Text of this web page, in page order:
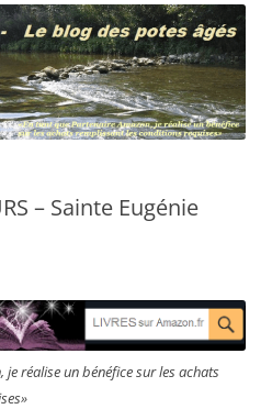
– Sainte Eugénie
réalise un bénéfice sur les achats